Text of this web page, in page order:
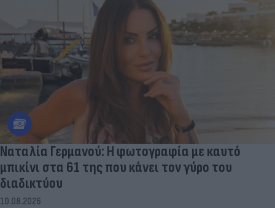
Ναταλία Γερμανού: Η φωτογραφία με καυτό
μπικίνι στα 61 της που κάνει τον γύρο του
διαδικτύου
10.08.2026